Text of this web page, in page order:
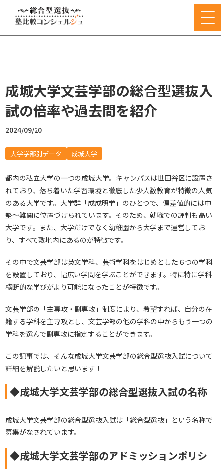
成城大学文芸学部の総合型選抜入
試の倍率や過去問を紹介
2024/09/20
大学学部別データ 成城大学
都内の私立大学の一つの成城大学。キャンパスは世田谷区に設置さ
れており、落ち着いた学習環境と徹底した少人数教育が特徴の人気
のある大学です。大学群「成成明学」のひとつで、偏差値的には中
堅〜難関に位置づけられています。そのため、就職での評判も高い
大学です。また、大学だけでなく幼稚園から大学まで運営してお
り、すべて敷地内にあるのが特徴です。
その中で文芸学部は英文学科、芸術学科をはじめとした６つの学科
を設置しており、幅広い学問を学ぶことができます。特に特に学科
横断的な学びがより可能になったことが特徴です。
文芸学部の「主専攻・副専攻」制度により、希望すれば、自分の在
籍する学科を主専攻とし、文芸学部の他の学科の中からもう一つの
学科を選んで副専攻に指定することができます。
この記事では、そんな成城大学文芸学部の総合型選抜入試について
詳細を解説したいと思います！
◆成城大学文芸学部の総合型選抜入試の名称
成城大学文芸学部の総合型選抜入試は「総合型選抜」という名称で
募集がなされています。
◆成城大学文芸学部のアドミッションポリシ